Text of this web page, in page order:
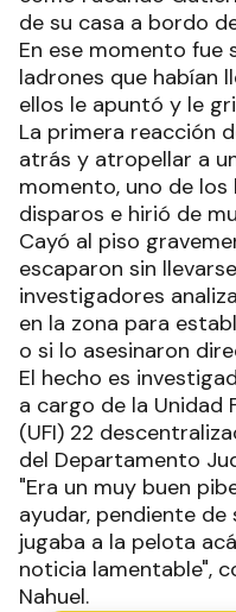
de su casa a bordo
En ese momento
ladrones que habían
ellos le apuntó y le
La primera reacción
atrás y atropellar a
momento, uno de
disparos e hirió de
Cayó al piso
escaparon sin
investigadores
en la zona para
o si lo asesinaron
El hecho es
a cargo de la Unidad
(UFI) 22
del Departamento
"Era un muy buen
ayudar, pendiente de
jugaba a la pelota
noticia lamentable",
Nahuel.